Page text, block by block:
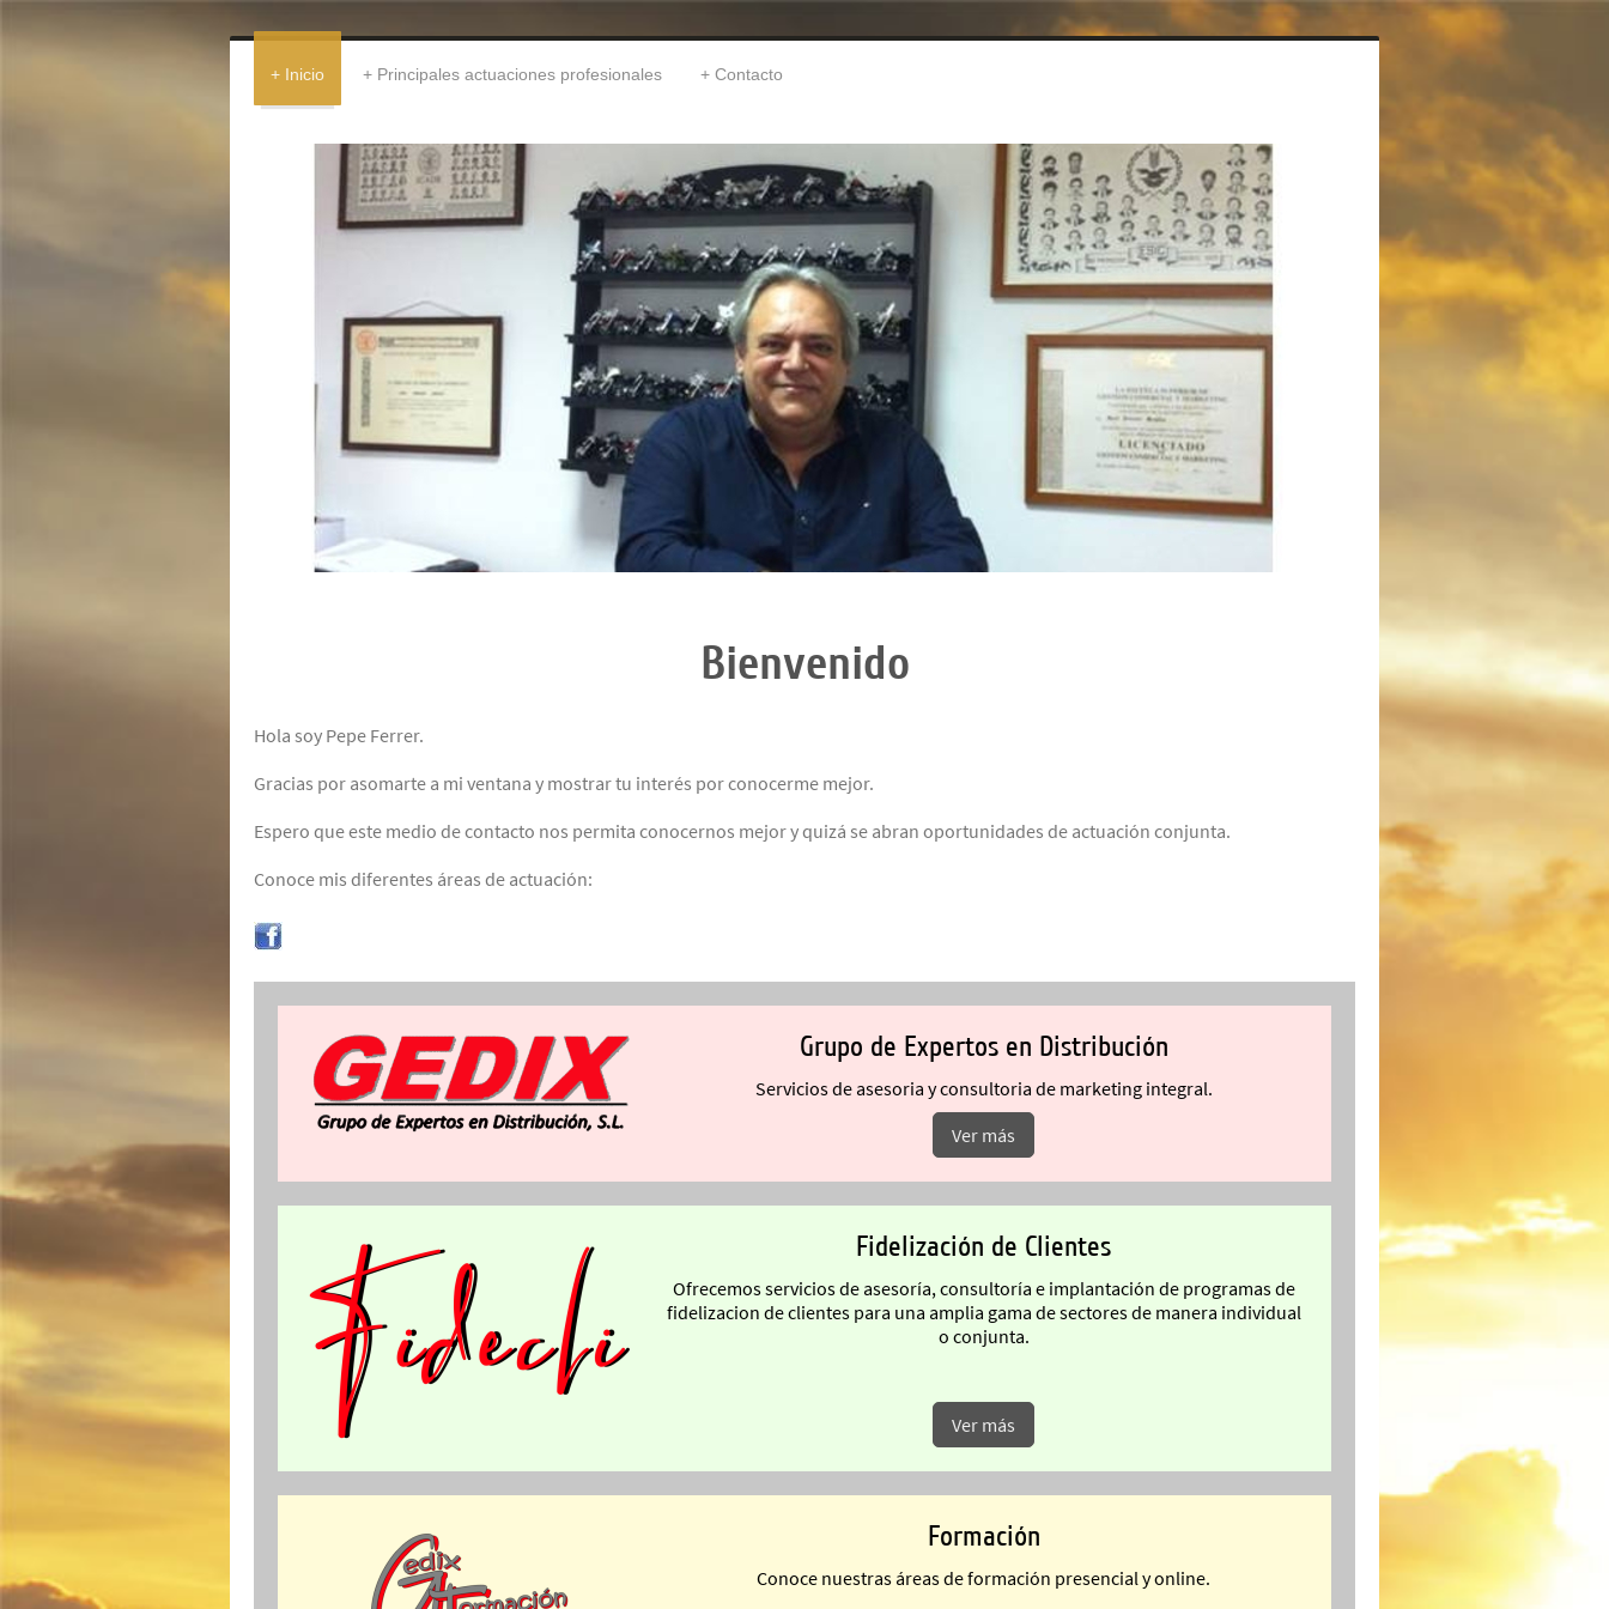
Inicio Principales actuaciones profesionales Contacto
Bienvenido
Hola soy Pepe Ferrer.
Gracias por asomarte a mi ventana y mostrar tu interés por conocerme mejor.
Espero que este medio de contacto nos permita conocernos mejor y quizá se abran oportunidades de actuación conjunta.
Conoce mis diferentes áreas de actuación:
Grupo de Expertos en Distribución
Servicios de asesoria y consultoria de marketing integral.
Ver más
Fidelización de Clientes
Ofrecemos servicios de asesoría, consultoría e implantación de programas de
fidelizacion de clientes para una amplia gama de sectores de manera individual
o conjunta.
Ver más
Formación
Conoce nuestras áreas de formación presencial y online.